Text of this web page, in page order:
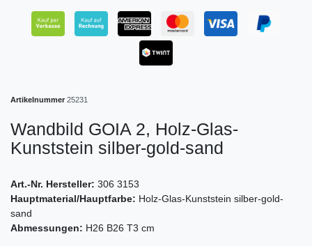
Artikelnummer 25231
Wandbild GOIA 2, Holz-Glas-
Kunststein silber-gold-sand
Art.-Nr. Hersteller: 306 3153
Hauptmaterial/Hauptfarbe: Holz-Glas-Kunststein silber-gold-
sand
Abmessungen: H26 B26 T3 cm